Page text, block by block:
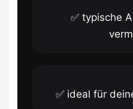
✅ typische
✅ ideal für